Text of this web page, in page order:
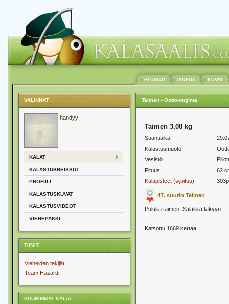
ETUSIVU VIDEOT KUVAT
VALINNAT
handyy
KALAT
KALASTUSREISSUT
PROFIILI
KALASTUSKUVAT
KALASTUSVIDEOT
VIEHEPAKKI
TIIMIT
Vieheiden tekijät
Team Hazardi
SUURIMMAT KALAT
Taimen - Ootto-onginta
Taimen 3,08 kg
Saantiaika
Kalastusmuoto
Vesistö
Pituus
62
Kalapisteet (sijoitus)
47. suurin Taimen
Pulska taimen. Salakka täkyyn
Katsottu 1669 kertaa